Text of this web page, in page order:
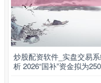
炒股配资软件_实盘交易
析 2026“国补”资金拟为